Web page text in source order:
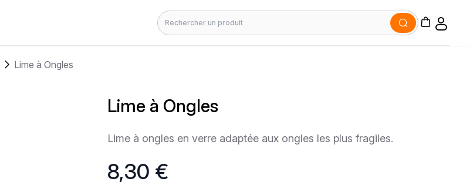
Rechercher
Lime à Ongles
Lime à Ongles
Lime à ongles en verre adaptée aux ongles les plus fragiles.
8,30 €